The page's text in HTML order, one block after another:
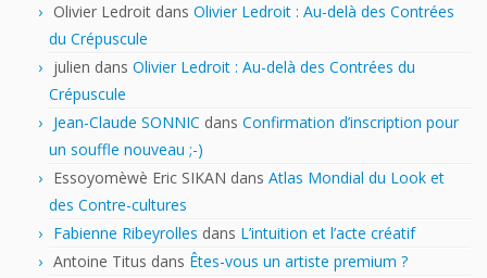
Olivier Ledroit dans Olivier Ledroit : Au-delà des Contrées
du Crépuscule
julien dans Olivier Ledroit : Au-delà des Contrées du
Crépuscule
Jean-Claude SONNIC dans Confirmation d’inscription pour
un souffle nouveau ;-)
Essoyomèwè Eric SIKAN dans Atlas Mondial du Look et
des Contre-cultures
Fabienne Ribeyrolles dans L’intuition et l’acte créatif
Antoine Titus dans Êtes-vous un artiste premium ?